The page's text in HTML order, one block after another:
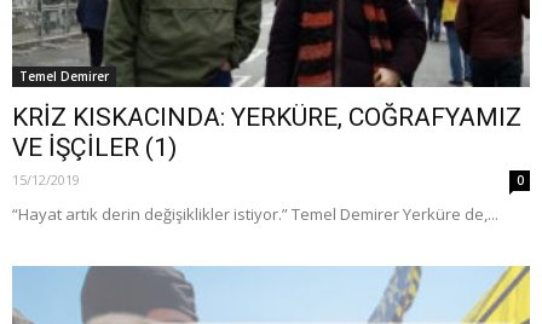
Temel Demirer
KRİZ KISKACINDA: YERKÜRE, COĞRAFYAMIZ
VE İŞÇİLER (1)
15/12/2019 0
“Hayat artık derin değişiklikler istiyor.” Temel Demirer Yerküre de,...